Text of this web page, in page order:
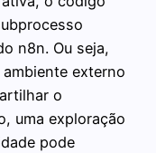
n8n. Ou seja,
externo
o
uma exploração
pode